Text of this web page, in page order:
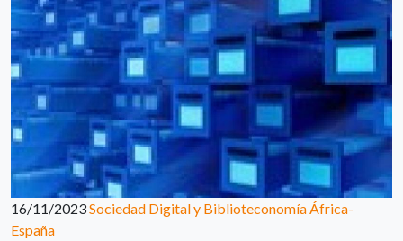
16/11/2023Sociedad Digital y Biblioteconomía África-
España